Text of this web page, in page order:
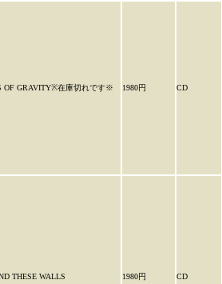
OF GRAVITY※在庫切れです※ 1980円 CD
THESE WALLS 1980円 CD